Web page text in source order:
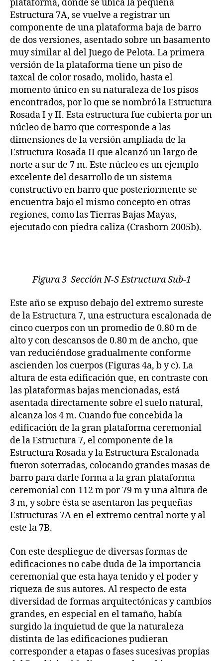
plataforma, donde se ubica la pequeña
Estructura 7A, se vuelve a registrar un
componente de una plataforma baja de barro
de dos versiones, asentado sobre un basamento
muy similar al del Juego de Pelota. La primera
versión de la plataforma tiene un piso de
taxcal de color rosado, molido, hasta el
momento único en su naturaleza de los pisos
encontrados, por lo que se nombró la Estructura
Rosada I y II. Esta estructura fue cubierta por un
núcleo de barro que corresponde a las
dimensiones de la versión ampliada de la
Estructura Rosada II que alcanzó un largo de
norte a sur de 7 m. Este núcleo es un ejemplo
excelente del desarrollo de un sistema
constructivo en barro que posteriormente se
encuentra bajo el mismo concepto en otras
regiones, como las Tierras Bajas Mayas,
ejecutado con piedra caliza (Crasborn 2005b).
Figura 3 Sección N-S Estructura Sub-1
Este año se expuso debajo del extremo sureste
de la Estructura 7, una estructura escalonada de
cinco cuerpos con un promedio de 0.80 m de
alto y con descansos de 0.80 m de ancho, que
van reduciéndose gradualmente conforme
ascienden los cuerpos (Figuras 4a, b y c). La
altura de esta edificación que, en contraste con
las plataformas bajas mencionadas, está
asentada directamente sobre el suelo natural,
alcanza los 4 m. Cuando fue concebida la
edificación de la gran plataforma ceremonial
de la Estructura 7, el componente de la
Estructura Rosada y la Estructura Escalonada
fueron soterradas, colocando grandes masas de
barro para darle forma a la gran plataforma
ceremonial con 112 m por 79 m y una altura de
3 m, y sobre ésta se asentaron las pequeñas
Estructuras 7A en el extremo central norte y al
este la 7B.
Con este despliegue de diversas formas de
edificaciones no cabe duda de la importancia
ceremonial que esta haya tenido y el poder y
riqueza de sus autores. Al respecto de esta
diversidad de formas arquitectónicas y cambios
grandes, en especial en el tamaño, había
surgido la inquietud de que la naturaleza
distinta de las edificaciones pudieran
corresponder a etapas o fases sucesivas propias